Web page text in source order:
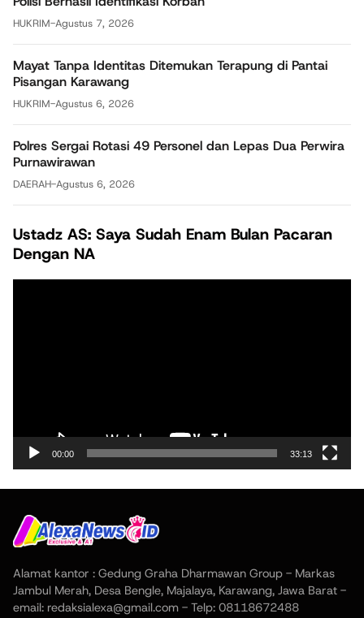
HUKRIM-Agustus 7, 2026
Mayat Tanpa Identitas Ditemukan Terapung di Pantai
Pisangan Karawang
HUKRIM-Agustus 6, 2026
Polres Sergai Rotasi 49 Personel dan Lepas Dua Perwira
Purnawirawan
DAERAH-Agustus 6, 2026
Ustadz AS: Saya Sudah Enam Bulan Pacaran
Dengan NA
00:00 33:13
Alamat kantor : Gedung Graha Dharmawan Group - Markas
Jambul Merah, Desa Bengle, Majalaya, Karawang, Jawa Barat -
email: redaksialexa@gmail.com - Telp: 08118672488